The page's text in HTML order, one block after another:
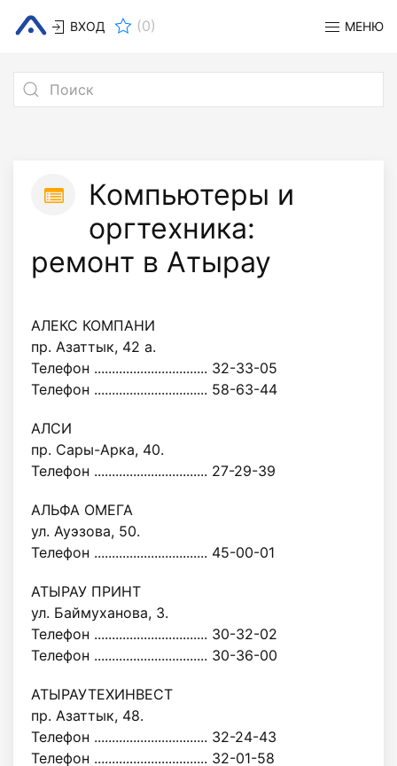
ВХОД (0) МЕНЮ
Компьютеры и
оргтехника:
ремонт в Атырау
АЛЕКС КОМПАНИ
пр. Азаттык, 42 а.
Телефон ................................ 32-33-05
Телефон ................................ 58-63-44
АЛСИ
пр. Сары-Арка, 40.
Телефон ................................ 27-29-39
АЛЬФА ОМЕГА
ул. Ауэзова, 50.
Телефон ................................ 45-00-01
АТЫРАУ ПРИНТ
ул. Баймуханова, 3.
Телефон ................................ 30-32-02
Телефон ................................ 30-36-00
АТЫРАУТЕХИНВЕСТ
пр. Азаттык, 48.
Телефон ................................ 32-24-43
Телефон ................................ 32-01-58